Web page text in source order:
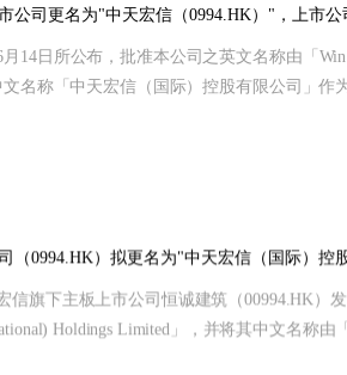
公司更名为"中天宏信（0994.HK）"，上市
14日所公布，批准本公司之英文名称由「
名称「中天宏信（国际）控股有限公司」
（0994.HK）拟更名为"中天宏信（国际）控
信旗下主板上市公司恒诚建筑（00994.HK）
Holdings Limited」，并将其中文名称